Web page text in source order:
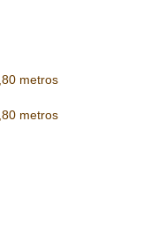
metros
metros